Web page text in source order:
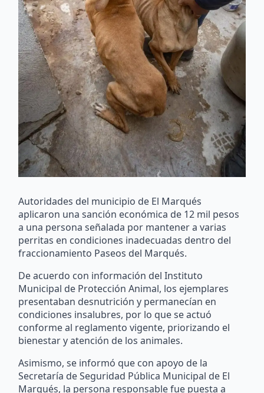
Autoridades del municipio de El Marqués
aplicaron una sanción económica de 12 mil pesos
a una persona señalada por mantener a varias
perritas en condiciones inadecuadas dentro del
fraccionamiento Paseos del Marqués.
De acuerdo con información del Instituto
Municipal de Protección Animal, los ejemplares
presentaban desnutrición y permanecían en
condiciones insalubres, por lo que se actuó
conforme al reglamento vigente, priorizando el
bienestar y atención de los animales.
Asimismo, se informó que con apoyo de la
Secretaría de Seguridad Pública Municipal de El
Marqués, la persona responsable fue puesta a